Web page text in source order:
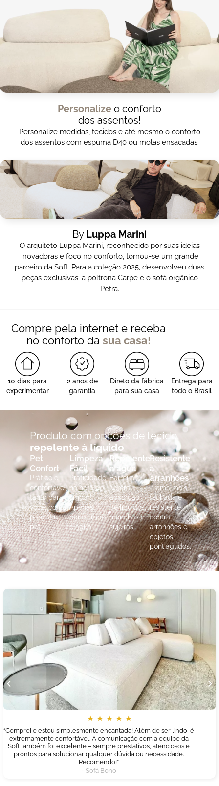
Personalize o conforto
dos assentos!
Personalize medidas, tecidos e até mesmo o conforto
dos assentos com espuma D40 ou molas ensacadas.
By Luppa Marini
O arquiteto Luppa Marini, reconhecido por suas ideias
inovadoras e foco no conforto, tornou-se um grande
parceiro da Soft. Para a coleção 2025, desenvolveu duas
peças exclusivas: a poltrona Carpe e o sofá orgânico
Petra.
Compre pela internet e receba
no conforto da sua casa!
10 dias para
experimentar
2 anos de
garantia
Direto da fábrica
para sua casa
Entrega para
todo o Brasil
Produto com opções de tecido
repelente à líquido
Pet
Confort
Prático e
confortável,
tanto para
você, como
para seu
pet.
Limpeza
Fácil
Praticidade
na hora de
limpar!
Apenas
pano limpo
e água.
Repelente
a água
Barreira
contra
absorção
de líquidos,
manchas e
sujeiras.
Resistente
a
arranhões
Trama mais
fechada e
resistente
contra
arranhões e
objetos
pontiagudos.
“Comprei e estou simplesmente encantada! Além de ser lindo, é
extremamente confortável. A comunicação com a equipe da
Soft também foi excelente – sempre prestativos, atenciosos e
prontos para solucionar qualquer dúvida ou necessidade.
Recomendo!”
- Sofá Bono